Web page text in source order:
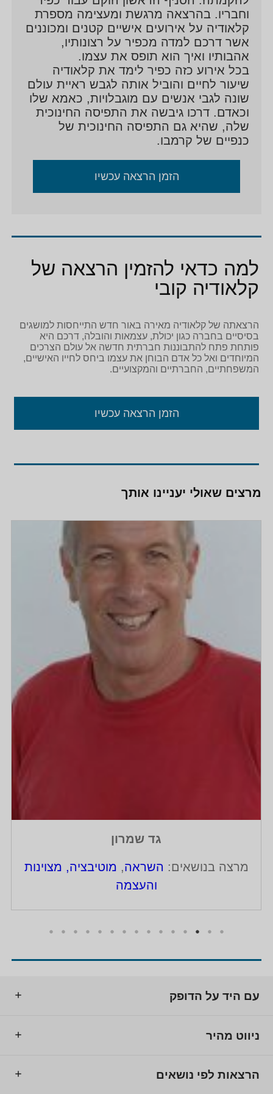
מתוך כך בשנת 2002 הגתה קלאודיה יחד עם עדי
אלטשולר שהייתה החונכת של כפיר את הרעיון להקמת
קבוצת פעילות חברתית עבור כפיר וחבריו מתוך הצורך
העמוק שזיהתה אצל כפיר למפגש עם חברים ללא התיווך
שלה או של רפי כפי שהיה עד כה.
הקבוצה שהוקמה בהוד השרון עבור כפיר וחבריו התפתחה
לתנועת הנוער "כנפיים של קרמבו", תנועת נוער המשלבת
צעירים עם ובלי צרכים מיוחדים בפעילות משותפת.
לאורך כל שנות פעילותה בתנועה מהקמתה ועד היום
עוסקת קלאודיה בחינוך ושינוי התפיסות והעמדות כלפי
אנשים עם מוגבלויות בתנועה ובכלל.
קלאודיה פיתחה את התפיסה החינוכית של התנועה ואת
וחבריו. בהרצאה מרגשת ומעצימה מספרת
קלאודיה על אירועים אישיים קטנים ומכוננים
אשר דרכם למדה מכפיר על רצונותיו,
אהבותיו ואיך הוא תופס את עצמו.
בכל אירוע כזה כפיר לימד את קלאודיה
שיעור לחיים והוביל אותה לגבש ראיית עולם
שונה לגבי אנשים עם מוגבלויות, כאמא שלו
וכאדם. דרכו גיבשה את התפיסה החינוכית
שלה, שהיא גם התפיסה החינוכית של
כנפיים של קרמבו.
הזמן הרצאה עכשיו
למה כדאי להזמין הרצאה של
קלאודיה קובי
הרצאתה של קלאודיה מאירה באור חדש התייחסות למושגים
בסיסיים בחברה כגון יכולת, עצמאות והובלה, דרכם היא
פותחת פתח להתבוננות חברתית חדשה אל עולם הצרכים
המיוחדים ואל כל אדם הבוחן את עצמו ביחס לחייו האישיים,
המשפחתיים, החברתיים והמקצועיים.
הזמן הרצאה עכשיו
מרצים שאולי יעניינו אותך
גד שמרון
מרצה בנושאים: השראה, מוטיבציה, מצוינות
והעצמה
עם היד על הדופק
ניווט מהיר
הרצאות לפי נושאים